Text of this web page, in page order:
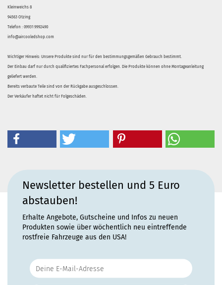
Kleinweichs 8
94563 Otzing
Telefon : 09931 9992490
info@aircooledshop.com
Wichtiger Hinweis: Unsere Produkte sind nur für den bestimmungsgemäßen Gebrauch bestimmt.
Der Einbau darf nur durch qualifiziertes Fachpersonal erfolgen. Die Produkte können ohne Montageanleitung
geliefert werden.
Bereits verbaute Teile sind von der Rückgabe ausgeschlossen.
Der Verkäufer haftet nicht für Folgeschäden.
Newsletter bestellen und 5 Euro
abstauben!
Erhalte Angebote, Gutscheine und Infos zu neuen
Produkten sowie über wöchentlich neu eintreffende
rostfreie Fahrzeuge aus den USA!